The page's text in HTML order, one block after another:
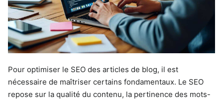
Pour optimiser le SEO des articles de blog, il est
nécessaire de maîtriser certains fondamentaux. Le SEO
repose sur la qualité du contenu, la pertinence des mots-